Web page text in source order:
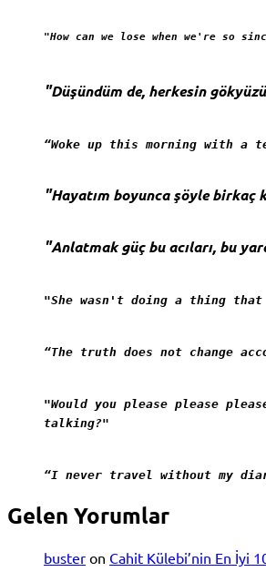
"How can we lose when we're so
"Düşündüm de, herkesin
“Woke up this morning with
"Hayatım boyunca şöyle birkaç
"Anlatmak güç bu acıları, bu
"She wasn't doing a thing
“The truth does not change
"Would you please please
talking?"
“I never travel without my
Gelen Yorumlar
buster on Cahit Külebi’nin En İyi